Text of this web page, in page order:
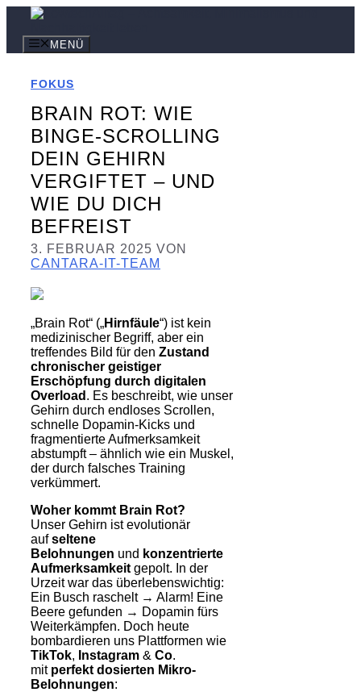
springenMENÜ
FOKUS
BRAIN ROT: WIE
BINGE-SCROLLING
DEIN GEHIRN
VERGIFTET – UND
WIE DU DICH
BEFREIST
3. FEBRUAR 2025 VON
CANTARA-IT-TEAM
„Brain Rot“ („Hirnfäule“) ist kein
medizinischer Begriff, aber ein
treffendes Bild für den Zustand
chronischer geistiger
Erschöpfung durch digitalen
Overload . Es beschreibt, wie unser
Gehirn durch endloses Scrollen,
schnelle Dopamin-Kicks und
fragmentierte Aufmerksamkeit
abstumpft – ähnlich wie ein Muskel,
der durch falsches Training
verkümmert.
Woher kommt Brain Rot?
Unser Gehirn ist evolutionär
aufseltene
Belohnungen und konzentrierte
Aufmerksamkeit gepolt. In der
Urzeit war das überlebenswichtig:
Ein Busch raschelt → Alarm! Eine
Beere gefunden → Dopamin fürs
Weiterkämpfen. Doch heute
bombardieren uns Plattformen wie
TikTok, Instagram & Co.
mit perfekt dosierten Mikro-
Belohnungen: